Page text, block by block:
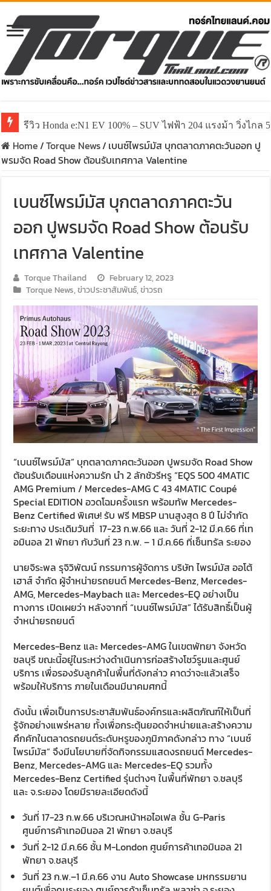
รีวิว Honda e:N1 EV 100% – SUV ไฟฟ้า 204 แรงม้า วิ่งไกล
Home/Torque News/ เบนซ์ไพรม์มัส บุกตลาดภาคตะวันออก ปู
พรมจัด Road Show ต้อนรับเทศกาล Valentine
เบนซ์ไพรม์มัส บุกตลาดภาคตะวัน
ออก ปูพรมจัด Road Show ต้อนรับ
เทศกาล Valentine
Torque Thailand
February 12, 2023
Torque News,ข่าวประชาสัมพันธ์,ข่าวรถ
“เบนซ์ไพรม์มัส” บุกตลาดภาคตะวันออก ปูพรมจัด Road Show
ต้อนรับเดือนแห่งความรัก นำ 2 ลักชัวรีหรู “EQS 500 4MATIC
AMG Premium / Mercedes-AMG C 43 4MATIC Coupé
Special EDITION อวดโฉมครั้งแรก พร้อมทัพ Mercedes-
Benz Certified พิเศษ! รับ ฟรี MBSP นานสูงสุด 8 ปี ไม่จำกัด
ระยะทาง ประเดิมวันที่ 17-23 ก.พ.66 และ วันที่ 2-12 มี.ค.66 ที่เท
อมินอล 21 พัทยา กับวันที่ 23 ก.พ. – 1 มี.ค.66 ที่เซ็นทรัล ระยอง
นายจิระพล รุจิวิพัฒน์ กรรมการผู้จัดการ บริษัท ไพรม์มัส ออโต้
เฮาส์ จำกัด ผู้จำหน่ายรถยนต์ Mercedes-Benz, Mercedes-
AMG, Mercedes-Maybach และ Mercedes-EQ อย่างเป็น
ทางการ เปิดเผยว่า หลังจากที่ “เบนซ์ไพรม์มัส” ได้รับสิทธิ์เป็นผู้
จำหน่ายรถยนต์
Mercedes-Benz และ Mercedes-AMG ในเขตพัทยา จังหวัด
ชลบุรี ขณะนี้อยู่ในระหว่างดำเนินการก่อสร้างโชว์รูมและศูนย์
บริการ เพื่อรองรับลูกค้าในพื้นที่ดังกล่าว คาดว่าจะแล้วเสร็จ
พร้อมให้บริการ ภายในเดือนมีนาคมศกนี้
ดังนั้น เพื่อเป็นการประชาสัมพันธ์องค์กรและผลิตภัณฑ์ให้เป็นที่
รู้จักอย่างแพร่หลาย ทั้งเพื่อกระตุ้นยอดจำหน่ายและสร้างความ
คึกคักในตลาดรถยนต์ระดับหรูของภูมิภาคดังกล่าว ทาง “เบนซ์
ไพรม์มัส” จึงมีนโยบายที่จัดกิจกรรมแสดงรถยนต์ Mercedes-
Benz, Mercedes-AMG และ Mercedes-EQ รวมทั้ง
Mercedes-Benz Certified รุ่นต่างๆ ในพื้นที่พัทยา จ.ชลบุรี
และ จ.ระยอง โดยมีรายละเอียดดังนี้
วันที่ 17-23 ก.พ.66 บริเวณหน้าหอไอเฟล ชั้น G-Paris
ศูนย์การค้าเทอมินอล 21 พัทยา จ.ชลบุรี
วันที่ 2-12 มี.ค.66 ชั้น M-London ศูนย์การค้าเทอมินอล 21
พัทยา จ.ชลบุรี
วันที่ 23 ก.พ.–1 มี.ค.66 งาน Auto Showcase มหกรรมยาน